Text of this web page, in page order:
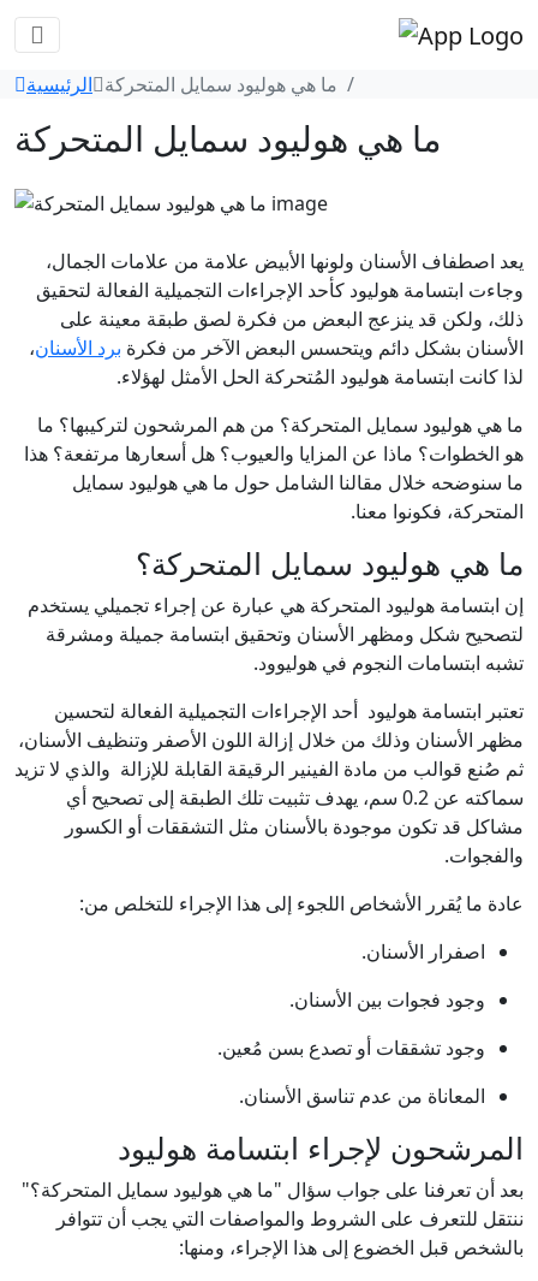
الرئيسية ما هي هوليود سمايل المتحركة
ما هي هوليود سمايل المتحركة
يعد اصطفاف الأسنان ولونها الأبيض علامة من علامات الجمال،
وجاءت ابتسامة هوليود كأحد الإجراءات التجميلية الفعالة لتحقيق
ذلك، ولكن قد ينزعج البعض من فكرة لصق طبقة معينة على
الأسنان بشكل دائم ويتحسس البعض الآخر من فكرة برد الأسنان،
لذا كانت ابتسامة هوليود المُتحركة الحل الأمثل لهؤلاء.
ما هي هوليود سمايل المتحركة؟ من هم المرشحون لتركيبها؟ ما
هو الخطوات؟ ماذا عن المزايا والعيوب؟ هل أسعارها مرتفعة؟ هذا
ما سنوضحه خلال مقالنا الشامل حول ما هي هوليود سمايل
المتحركة، فكونوا معنا.
ما هي هوليود سمايل المتحركة؟
إن ابتسامة هوليود المتحركة هي عبارة عن إجراء تجميلي يستخدم
لتصحيح شكل ومظهر الأسنان وتحقيق ابتسامة جميلة ومشرقة
تشبه ابتسامات النجوم في هوليوود.
تعتبر ابتسامة هوليود أحد الإجراءات التجميلية الفعالة لتحسين
مظهر الأسنان وذلك من خلال إزالة اللون الأصفر وتنظيف الأسنان،
ثم صُنع قوالب من مادة الفينير الرقيقة القابلة للإزالة والذي لا تزيد
سماكته عن 0.2 سم، يهدف تثبيت تلك الطبقة إلى تصحيح أي
مشاكل قد تكون موجودة بالأسنان مثل التشققات أو الكسور
والفجوات.
عادة ما يُقرر الأشخاص اللجوء إلى هذا الإجراء للتخلص من:
اصفرار الأسنان.
وجود فجوات بين الأسنان.
وجود تشققات أو تصدع بسن مُعين.
المعاناة من عدم تناسق الأسنان.
المرشحون لإجراء ابتسامة هوليود
بعد أن تعرفنا على جواب سؤال "ما هي هوليود سمايل المتحركة؟"
ننتقل للتعرف على الشروط والمواصفات التي يجب أن تتوافر
بالشخص قبل الخضوع إلى هذا الإجراء، ومنها: